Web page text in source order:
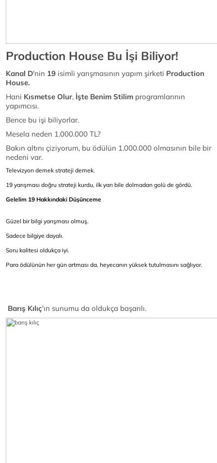
Production House Bu İşi Biliyor!
Kanal D'nin 19 isimli yarışmasının yapım şirketi Production
House.
Hani Kısmetse Olur, İşte Benim Stilim programlarının
yapımcısı.
Bence bu işi biliyorlar.
Mesela neden 1.000.000 TL?
Bakın altını çiziyorum, bu ödülün 1.000.000 olmasının bile bir
nedeni var.
Televizyon demek strateji demek.
19 yarışması doğru strateji kurdu, ilk yarı bile dolmadan golü de gördü.
Gelelim 19 Hakkındaki Düşünceme
Güzel bir bilgi yarışması olmuş.
Sadece bilgiye dayalı.
Soru kalitesi oldukça iyi.
Para ödülünün her gün artması da, heyecanın yüksek tutulmasını sağlıyor.
Barış Kılıç'ın sunumu da oldukça başarılı.